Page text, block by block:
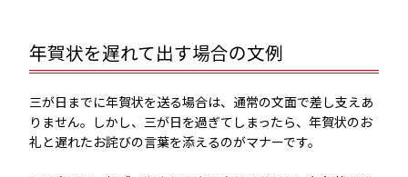
年賀状を遅れて出す場合の文例
三が日までに年賀状を送る場合は、通常の文面で差し支えあ
りません。しかし、三が日を過ぎてしまったら、年賀状のお
礼と遅れたお詫びの言葉を添えるのがマナーです。